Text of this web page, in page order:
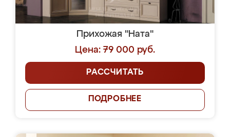
Прихожая "Ната"
Цена: 79 000 руб.
РАССЧИТАТЬ
ПОДРОБНЕЕ